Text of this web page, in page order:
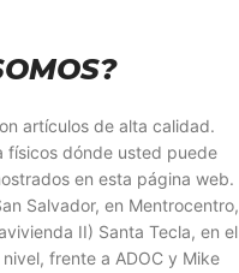
artículos de alta calidad.
físicos dónde usted puede
en esta página web.
Salvador, en Mentrocentro,
II) Santa Tecla, en el
frente a ADOC y Mike